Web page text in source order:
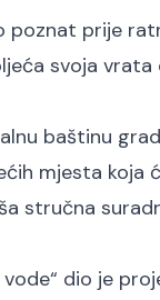
poznat prije
svoja
baštinu
mjesta koja
stručna
dio je